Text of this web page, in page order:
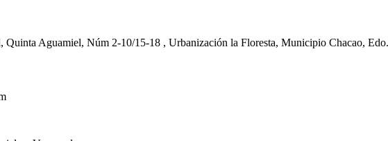
Quinta Aguamiel, Núm 2-10/15-18 , Urbanización la Floresta, Municipio Chacao,